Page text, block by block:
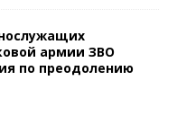
армии ЗВО
по преодолению